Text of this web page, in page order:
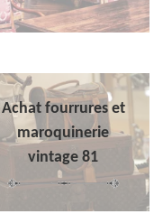
Achat fourrures et
maroquinerie
vintage 81